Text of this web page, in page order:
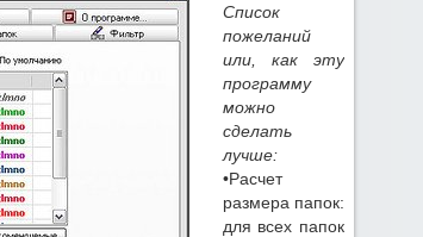
Список
пожеланий
или, как эту
программу
можно
сделать
лучше:
•Расчет
размера папок:
для всех папок